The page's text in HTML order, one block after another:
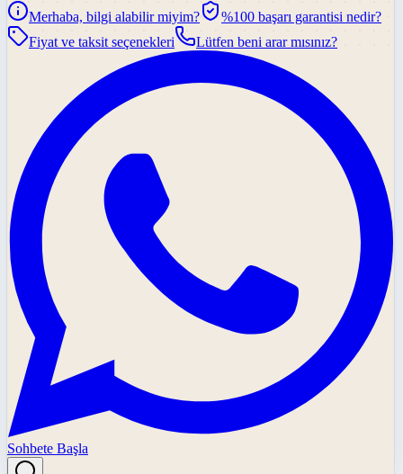
Merhaba, bilgi alabilir miyim?
%100 başarı garantisi nedir?
Fiyat ve taksit seçenekleri
Lütfen beni arar mısınız?
Sohbete Başla